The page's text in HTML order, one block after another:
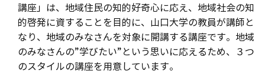
講座」は、地域住民の知的好奇心に応え、地域社会の知
的啓発に資することを目的に、山口大学の教員が講師と
なり、地域のみなさんを対象に開講する講座です。地域
のみなさんの”学びたい”という思いに応えるため、３つ
のスタイルの講座を用意しています。